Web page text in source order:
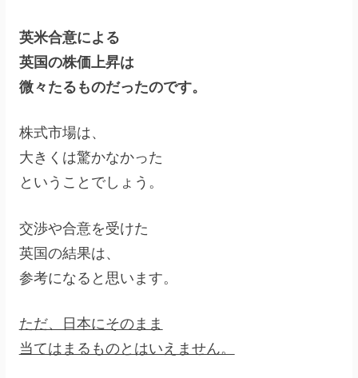
英米合意による
英国の株価上昇は
微々たるものだったのです。
株式市場は、
大きくは驚かなかった
ということでしょう。
交渉や合意を受けた
英国の結果は、
参考になると思います。
ただ、日本にそのまま
当てはまるものとはいえません。